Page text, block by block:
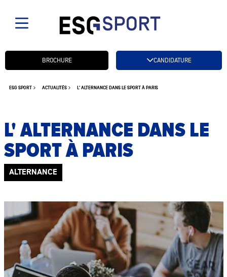
ESG SPORT ACTUALITÉS L' ALTERNANCE DANS LE SPORT À PARIS
L' ALTERNANCE DANS LE
SPORT À PARIS
ALTERNANCE
CANDIDATURE
Candidatez btnBROCHURE